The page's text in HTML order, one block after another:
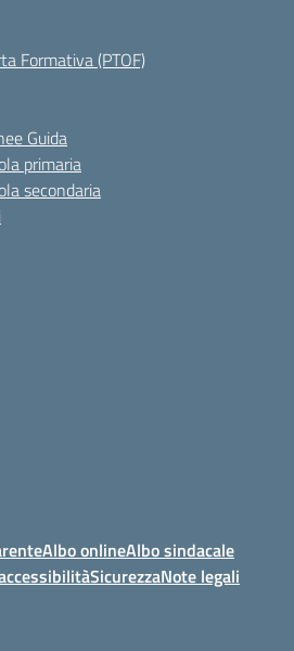
Formativa (PTOF)
Guida
primaria
secondaria
Albo onlineAlbo sindacale
SicurezzaNote legali